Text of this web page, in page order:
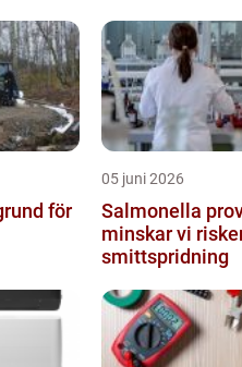
05 juni 2026
Salmonella
minskar vi
smittspridning